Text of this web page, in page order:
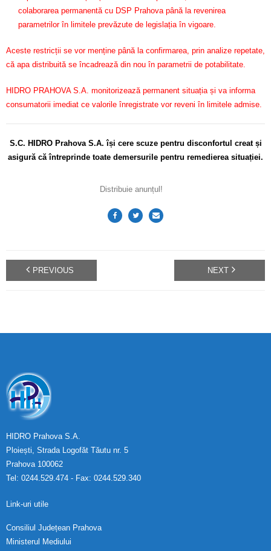
colaborarea permanentă cu DSP Prahova până la revenirea
parametrilor în limitele prevăzute de legislația în vigoare.
Aceste restricții se vor menține până la confirmarea, prin analize repetate,
că apa distribuită se încadrează din nou în parametrii de potabilitate.
HIDRO PRAHOVA S.A. monitorizează permanent situația și va informa
consumatorii imediat ce valorile înregistrate vor reveni în limitele admise.
S.C. HIDRO Prahova S.A. își cere scuze pentru disconfortul creat și
asigură că întreprinde toate demersurile pentru remedierea situației.
Distribuie anunțul!
PREVIOUS NEXT
HIDRO Prahova S.A.
Ploiești, Strada Logofăt Tăutu nr. 5
Prahova 100062
Tel: 0244.529.474 - Fax: 0244.529.340
Link-uri utile
Consiliul Județean Prahova
Ministerul Mediului